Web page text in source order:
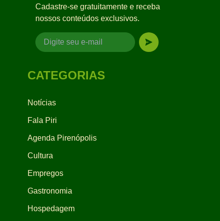
Cadastre-se gratuitamente e receba
nossos conteúdos exclusivos.
CATEGORIAS
Notícias
Fala Piri
Agenda Pirenópolis
Cultura
Empregos
Gastronomia
Hospedagem